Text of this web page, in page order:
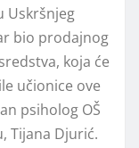
Uskršnjeg
bio prodajnog
koja će
učionice ove
psiholog OŠ
Tijana Djurić.